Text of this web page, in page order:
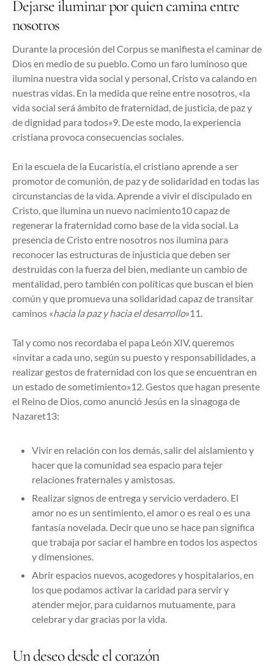
Dejarse iluminar por quien camina entre
nosotros
Durante la procesión del Corpus se manifiesta el caminar de
Dios en medio de su pueblo. Como un faro luminoso que
ilumina nuestra vida social y personal, Cristo va calando en
nuestras vidas. En la medida que reine entre nosotros, «la
vida social será ámbito de fraternidad, de justicia, de paz y
de dignidad para todos»9. De este modo, la experiencia
cristiana provoca consecuencias sociales.
En la escuela de la Eucaristía, el cristiano aprende a ser
promotor de comunión, de paz y de solidaridad en todas las
circunstancias de la vida. Aprende a vivir el discipulado en
Cristo, que ilumina un nuevo nacimiento10 capaz de
regenerar la fraternidad como base de la vida social. La
presencia de Cristo entre nosotros nos ilumina para
reconocer las estructuras de injusticia que deben ser
destruidas con la fuerza del bien, mediante un cambio de
mentalidad, pero también con políticas que buscan el bien
común y que promueva una solidaridad capaz de transitar
caminos «hacia la paz y hacia el desarrollo»11.
Tal y como nos recordaba el papa León XIV, queremos
«invitar a cada uno, según su puesto y responsabilidades, a
realizar gestos de fraternidad con los que se encuentran en
un estado de sometimiento»12. Gestos que hagan presente
el Reino de Dios, como anunció Jesús en la sinagoga de
Nazaret13:
Vivir en relación con los demás, salir del aislamiento y
hacer que la comunidad sea espacio para tejer
relaciones fraternales y amistosas.
Realizar signos de entrega y servicio verdadero. El
amor no es un sentimiento, el amor o es real o es una
fantasía novelada. Decir que uno se hace pan significa
que trabaja por saciar el hambre en todos los aspectos
y dimensiones.
Abrir espacios nuevos, acogedores y hospitalarios, en
los que podamos activar la caridad para servir y
atender mejor, para cuidarnos mutuamente, para
celebrar y dar gracias por la vida.
Un deseo desde el corazón